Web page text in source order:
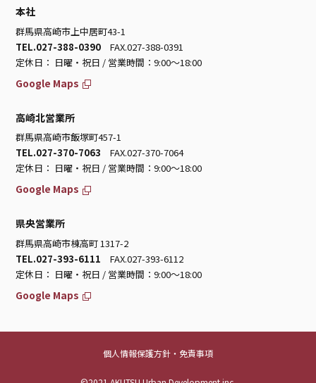
本社
群馬県高崎市上中居町43-1
TEL.027-388-0390 FAX.027-388-0391
定休日： 日曜・祝日 / 営業時間：9:00～18:00
Google Maps
高崎北営業所
群馬県高崎市飯塚町457-1
TEL.027-370-7063 FAX.027-370-7064
定休日： 日曜・祝日 / 営業時間：9:00～18:00
Google Maps
県央営業所
群馬県高崎市棟高町 1317-2
TEL.027-393-6111 FAX.027-393-6112
定休日： 日曜・祝日 / 営業時間：9:00～18:00
Google Maps
個人情報保護方針・免責事項